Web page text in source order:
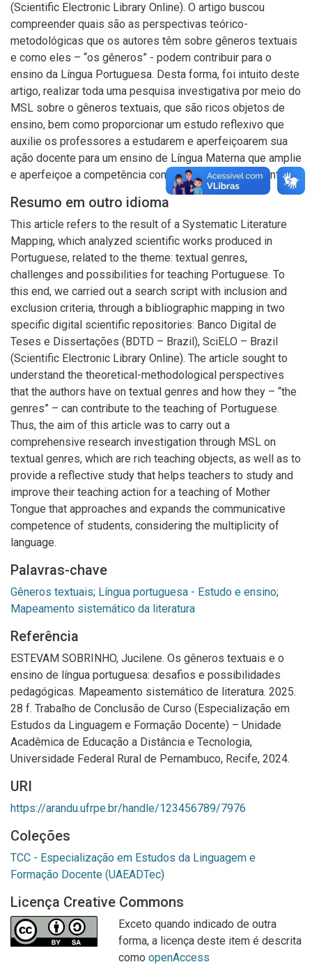
(Scientific Electronic Library Online). O artigo buscou
compreender quais são as perspectivas teórico-
metodológicas que os autores têm sobre gêneros textuais
e como eles – “os gêneros” - podem contribuir para o
ensino da Língua Portuguesa. Desta forma, foi intuito deste
artigo, realizar toda uma pesquisa investigativa por meio do
MSL sobre o gêneros textuais, que são ricos objetos de
ensino, bem como proporcionar um estudo reflexivo que
auxilie os professores a estudarem e aperfeiçoarem sua
ação docente para um ensino de Língua Materna que amplie
e aperfeiçoe a competência comunicativa dos estudantes.
Resumo em outro idioma
This article refers to the result of a Systematic Literature
Mapping, which analyzed scientific works produced in
Portuguese, related to the theme: textual genres,
challenges and possibilities for teaching Portuguese. To
this end, we carried out a search script with inclusion and
exclusion criteria, through a bibliographic mapping in two
specific digital scientific repositories: Banco Digital de
Teses e Dissertações (BDTD – Brazil), SciELO – Brazil
(Scientific Electronic Library Online). The article sought to
understand the theoretical-methodological perspectives
that the authors have on textual genres and how they – “the
genres” – can contribute to the teaching of Portuguese.
Thus, the aim of this article was to carry out a
comprehensive research investigation through MSL on
textual genres, which are rich teaching objects, as well as to
provide a reflective study that helps teachers to study and
improve their teaching action for a teaching of Mother
Tongue that approaches and expands the communicative
competence of students, considering the multiplicity of
language.
Palavras-chave
Gêneros textuais; Língua portuguesa - Estudo e ensino;
Mapeamento sistemático da literatura
Referência
ESTEVAM SOBRINHO, Jucilene. Os gêneros textuais e o
ensino de língua portuguesa: desafios e possibilidades
pedagógicas. Mapeamento sistemático de literatura. 2025.
28 f. Trabalho de Conclusão de Curso (Especialização em
Estudos da Linguagem e Formação Docente) – Unidade
Acadêmica de Educação a Distância e Tecnologia,
Universidade Federal Rural de Pernambuco, Recife, 2024.
URI
https://arandu.ufrpe.br/handle/123456789/7976
Coleções
TCC - Especialização em Estudos da Linguagem e
Formação Docente (UAEADTec)
Licença Creative Commons
Exceto quando indicado de outra
forma, a licença deste item é descrita
como openAccess